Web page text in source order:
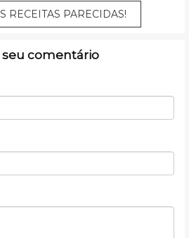
RECEITAS PARECIDAS!
seu comentário